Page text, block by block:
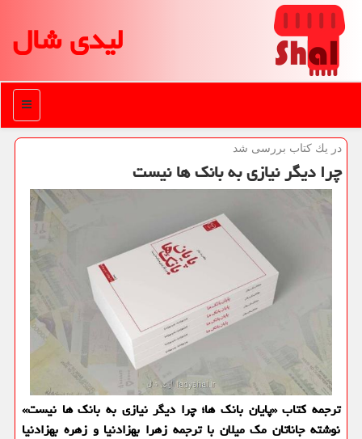
لیدی شال
منو
در یك كتاب بررسی شد
چرا دیگر نیازی به بانك ها نیست
ترجمه کتاب «پایان بانک ها؛ چرا دیگر نیازی به بانک ها نیست»
نوشته جاناتان مک میلان با ترجمه زهرا بهزادنیا و زهره بهزادنیا